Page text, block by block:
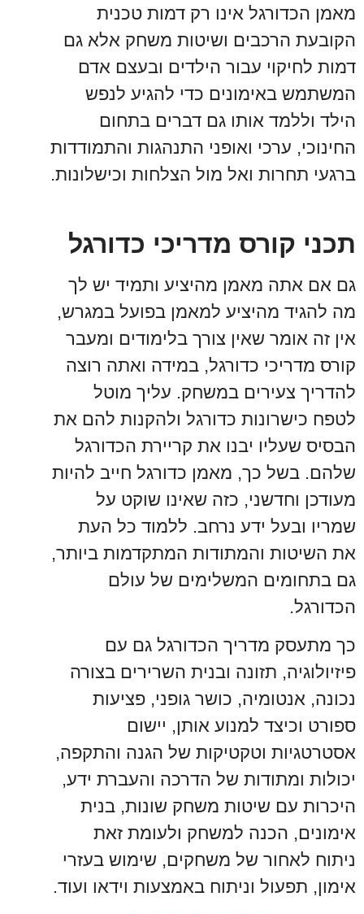
מאמן הכדורגל אינו רק דמות טכנית
הקובעת הרכבים ושיטות משחק אלא גם
דמות לחיקוי עבור הילדים ובעצם אדם
המשתמש באימונים כדי להגיע לנפש
הילד וללמד אותו גם דברים בתחום
החינוכי, ערכי ואופני התנהגות והתמודדות
ברגעי תחרות ואל מול הצלחות וכישלונות.
תכני קורס מדריכי כדורגל
גם אם אתה מאמן מהיציע ותמיד יש לך
מה להגיד מהיציע למאמן בפועל במגרש,
אין זה אומר שאין צורך בלימודים ומעבר
קורס מדריכי כדורגל, במידה ואתה רוצה
להדריך צעירים במשחק. עליך מוטל
לטפח כישרונות כדורגל ולהקנות להם את
הבסיס שעליו יבנו את קריירת הכדורגל
שלהם. בשל כך, מאמן כדורגל חייב להיות
מעודכן וחדשני, כזה שאינו שוקט על
שמריו ובעל ידע נרחב. ללמוד כל העת
את השיטות והמתודות המתקדמות ביותר,
גם בתחומים המשלימים של עולם
הכדורגל.
כך מתעסק מדריך הכדורגל גם עם
פיזיולוגיה, תזונה ובנית השרירים בצורה
נכונה, אנטומיה, כושר גופני, פציעות
ספורט וכיצד למנוע אותן, יישום
אסטרטגיות וטקטיקות של הגנה והתקפה,
יכולות ומתודות של הדרכה והעברת ידע,
היכרות עם שיטות משחק שונות, בנית
אימונים, הכנה למשחק ולעומת זאת
ניתוח לאחור של משחקים, שימוש בעזרי
אימון, תפעול וניתוח באמצעות וידאו ועוד.